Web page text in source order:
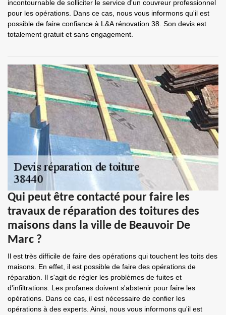
incontournable de solliciter le service d'un couvreur professionnel
pour les opérations. Dans ce cas, nous vous informons qu'il est
possible de faire confiance à L&A rénovation 38. Son devis est
totalement gratuit et sans engagement.
Qui peut être contacté pour faire les
travaux de réparation des toitures des
maisons dans la ville de Beauvoir De
Marc ?
Il est très difficile de faire des opérations qui touchent les toits des
maisons. En effet, il est possible de faire des opérations de
réparation. Il s'agit de régler les problèmes de fuites et
d'infiltrations. Les profanes doivent s'abstenir pour faire les
opérations. Dans ce cas, il est nécessaire de confier les
opérations à des experts. Ainsi, nous vous informons qu'il est